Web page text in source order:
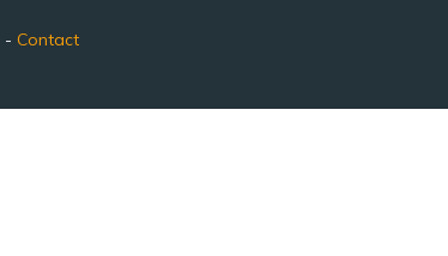
- Contact